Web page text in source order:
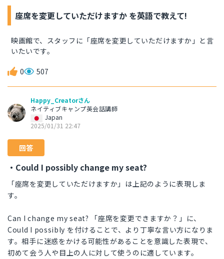
座席を変更していただけますか を英語で教えて!
映画館で、スタッフに「座席を変更していただけますか」と言
いたいです。
0 507
Happy_Creatorさん
ネイティブキャンプ英会話講師
Japan
2025/01/31 22:47
回答
・Could I possibly change my seat?
「座席を変更していただけますか」は上記のように表現しま
す。
Can I change my seat? 「座席を変更できますか？」に、
Could I possibly を付けることで、より丁寧な言い方になりま
す。相手に迷惑をかける可能性があることを意識した表現で、
初めて会う人や目上の人に対して使うのに適しています。